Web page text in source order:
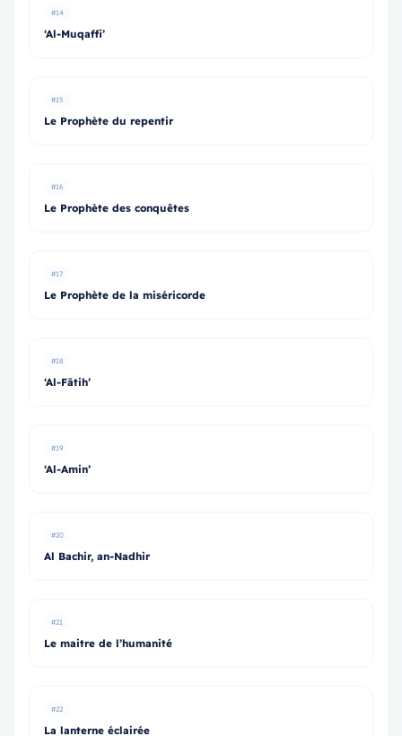
#14
‘Al-Muqaffi’
#15
Le Prophète du repentir
#16
Le Prophète des conquêtes
#17
Le Prophète de la miséricorde
#18
‘Al-Fātih’
#19
‘Al-Amin’
#20
Al Bachir, an-Nadhir
#21
Le maitre de l’humanité
#22
La lanterne éclairée